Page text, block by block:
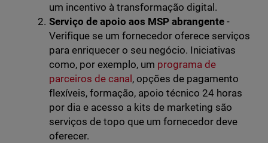
um incentivo à transformação digital.
Serviço de apoio aos MSP abrangente -
Verifique se um fornecedor oferece serviços
para enriquecer o seu negócio. Iniciativas
como, por exemplo, um programa de
parceiros de canal , opções de pagamento
flexíveis, formação, apoio técnico 24 horas
por dia e acesso a kits de marketing são
serviços de topo que um fornecedor deve
oferecer.